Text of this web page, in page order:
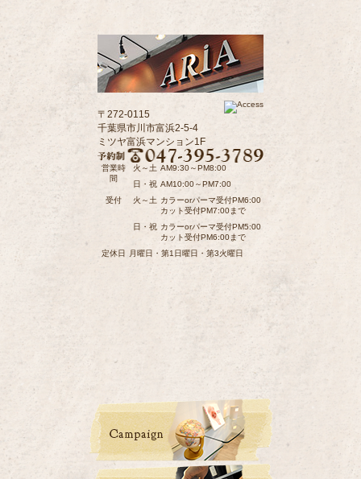
〒272-0115
千葉県市川市富浜2-5-4
ミツヤ富浜マンション1F
営業時
間
火～土 AM9:30～PM8:00
日・祝 AM10:00～PM7:00
受付
火～土 カラーorパーマ受付PM6:00
カット受付PM7:00まで
日・祝 カラーorパーマ受付PM5:00
カット受付PM6:00まで
定休日
月曜日・第1日曜日・第3火曜日